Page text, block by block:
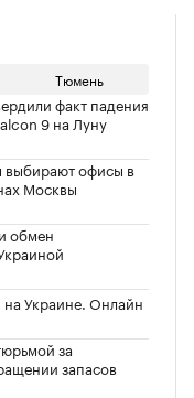
Тюмень
факт падения
9 на Луну
выбирают офисы в
Москвы
обмен
Украине. Онлайн
за
запасов